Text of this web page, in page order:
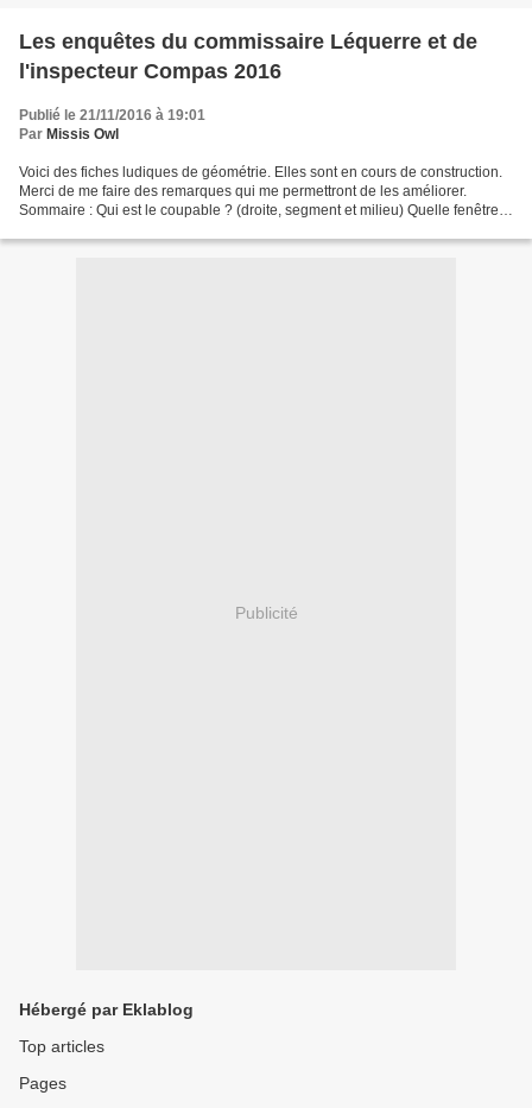
Les enquêtes du commissaire Léquerre et de
l'inspecteur Compas 2016
Publié le 21/11/2016 à 19:01
Par Missis Owl
Voici des fiches ludiques de géométrie. Elles sont en cours de construction.
Merci de me faire des remarques qui me permettront de les améliorer.
Sommaire : Qui est le coupable ? (droite, segment et milieu) Quelle fenêtre
Publicité
Hébergé par Eklablog
Top articles
Pages